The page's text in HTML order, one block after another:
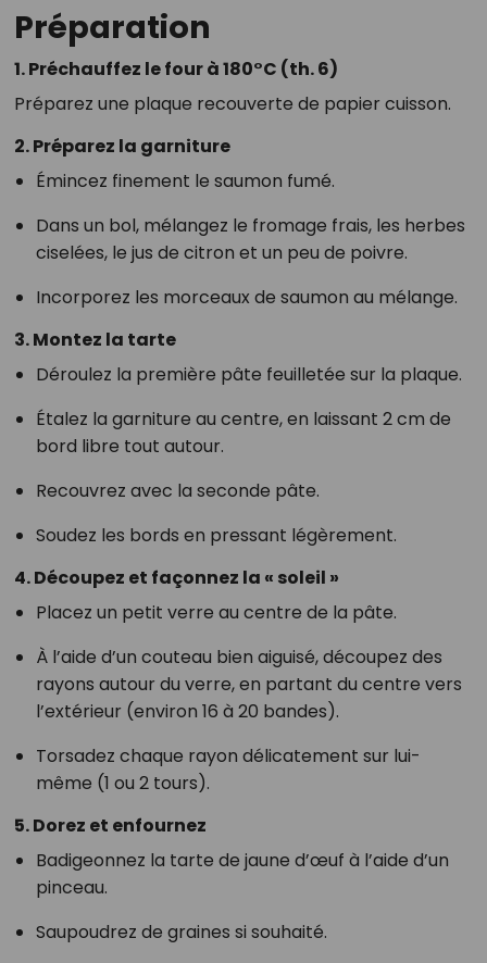
Préparation
1. Préchauffez le four à 180°C (th. 6)
Préparez une plaque recouverte de papier cuisson.
2. Préparez la garniture
Émincez finement le saumon fumé.
Dans un bol, mélangez le fromage frais, les herbes
ciselées, le jus de citron et un peu de poivre.
Incorporez les morceaux de saumon au mélange.
3. Montez la tarte
Déroulez la première pâte feuilletée sur la plaque.
Étalez la garniture au centre, en laissant 2 cm de
bord libre tout autour.
Recouvrez avec la seconde pâte.
Soudez les bords en pressant légèrement.
4. Découpez et façonnez la « soleil »
Placez un petit verre au centre de la pâte.
À l’aide d’un couteau bien aiguisé, découpez des
rayons autour du verre, en partant du centre vers
l’extérieur (environ 16 à 20 bandes).
Torsadez chaque rayon délicatement sur lui-
même (1 ou 2 tours).
5. Dorez et enfournez
Badigeonnez la tarte de jaune d’œuf à l’aide d’un
pinceau.
Saupoudrez de graines si souhaité.